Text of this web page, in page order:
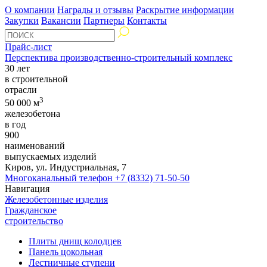
О компании Награды и отзывы Раскрытие информации
Закупки Вакансии Партнеры Контакты
Прайс-лист
Перспектива производственно-строительный комплекс
30 лет
в строительной
отрасли
50 000 м3
железобетона
в год
900
наименований
выпускаемых изделий
Киров, ул. Индустриальная, 7
Многоканальный телефон +7 (8332) 71-50-50
Навигация
Железобетонные изделия
Гражданское
строительство
Плиты днищ колодцев
Панель цокольная
Лестничные ступени